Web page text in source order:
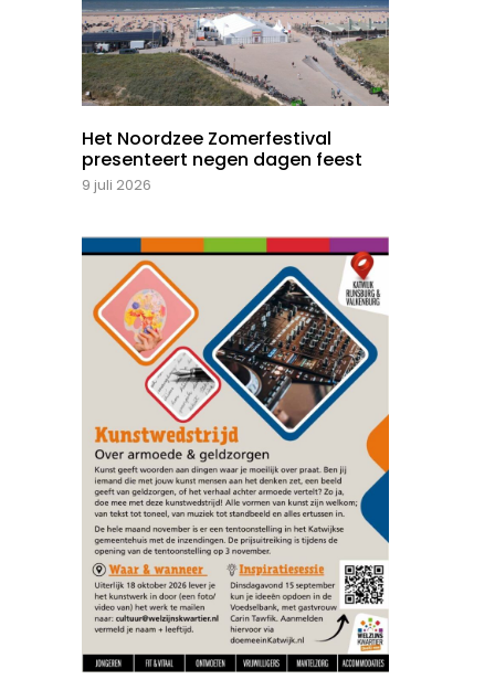
Het Noordzee Zomerfestival
presenteert negen dagen feest
9 juli 2026